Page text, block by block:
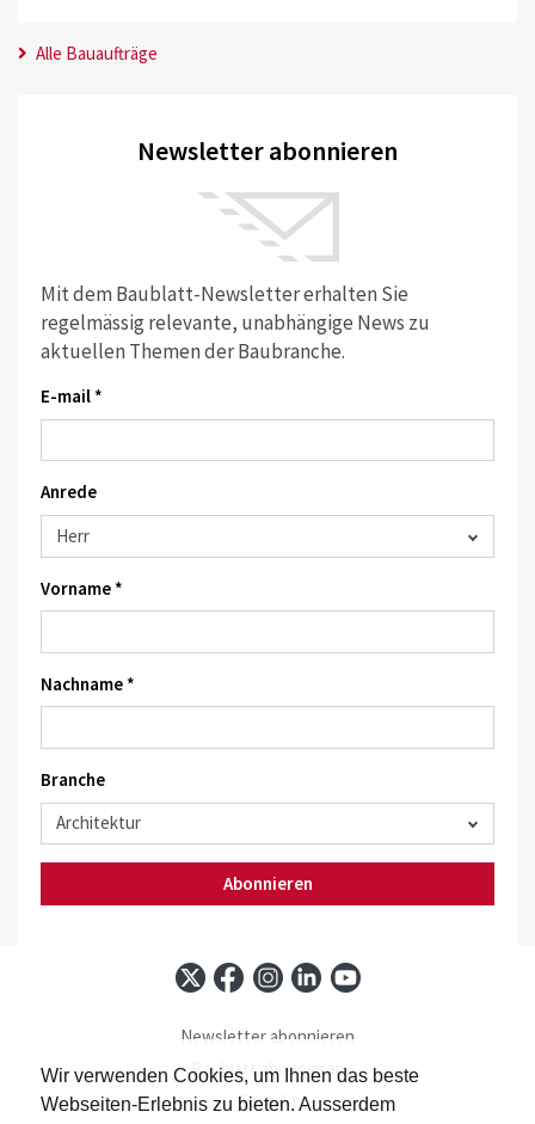
Wir verwenden Cookies, um Ihnen das beste
Webseiten-Erlebnis zu bieten. Ausserdem
Alle Bauaufträge
Newsletter abonnieren
Mit dem Baublatt-Newsletter erhalten Sie
regelmässig relevante, unabhängige News zu
aktuellen Themen der Baubranche.
E-mail *
Anrede
Vorname *
Nachname *
Branche
Abonnieren
Newsletter abonnieren
Baublatt abonnieren
Kontakt